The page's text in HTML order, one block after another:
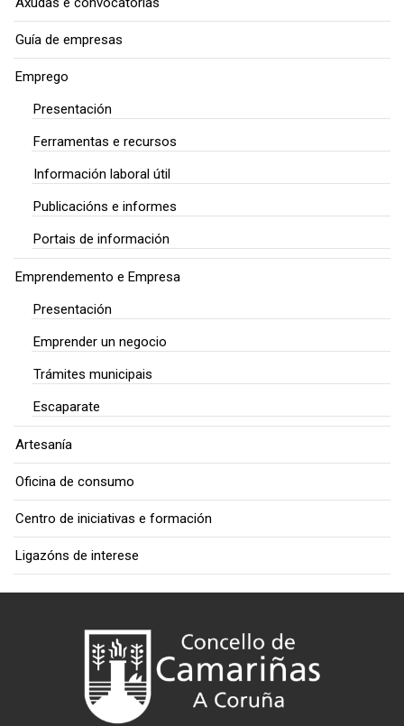
Guía de empresas
Emprego
Presentación
Ferramentas e recursos
Información laboral útil
Publicacións e informes
Portais de información
Emprendemento e Empresa
Presentación
Emprender un negocio
Trámites municipais
Escaparate
Artesanía
Oficina de consumo
Centro de iniciativas e formación
Ligazóns de interese